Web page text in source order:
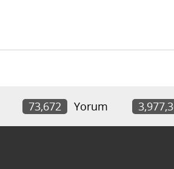
73,672 Yorum